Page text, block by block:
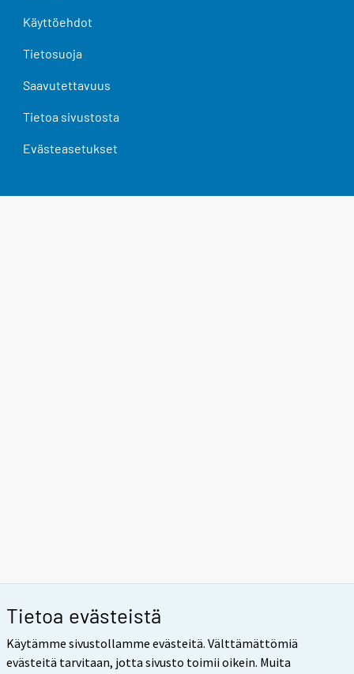
Tietoa evästeistä
Käytämme sivustollamme evästeitä. Välttämättömiä
evästeitä tarvitaan, jotta sivusto toimii oikein. Muita
Käyttöehdot
Tietosuoja
Saavutettavuus
Tietoa sivustosta
Evästeasetukset